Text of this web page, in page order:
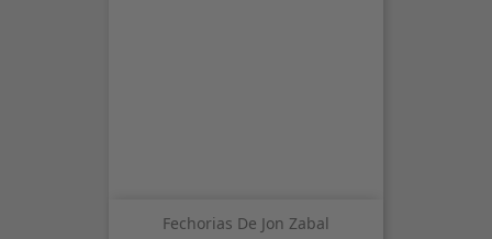
Fechorias De Jon Zabal